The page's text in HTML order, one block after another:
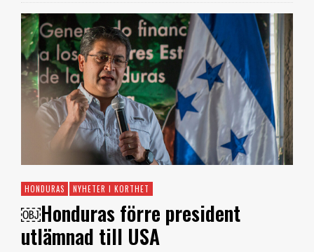
HONDURAS NYHETER I KORTHET
￼Honduras förre president
utlämnad till USA